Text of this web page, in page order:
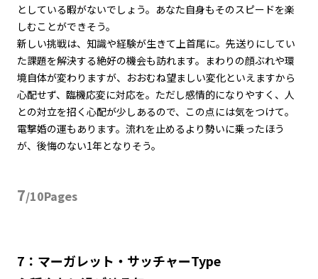
としている暇がないでしょう。あなた自身もそのスピードを楽
しむことができそう。
新しい挑戦は、知識や経験が生きて上首尾に。先送りにしてい
た課題を解決する絶好の機会も訪れます。まわりの顔ぶれや環
境自体が変わりますが、おおむね望ましい変化といえますから
心配せず、臨機応変に対応を。ただし感情的になりやすく、人
との対立を招く心配が少しあるので、この点には気をつけて。
電撃婚の運もあります。流れを止めるより勢いに乗ったほう
が、後悔のない1年となりそう。
7/10Pages
7：マーガレット・サッチャーType